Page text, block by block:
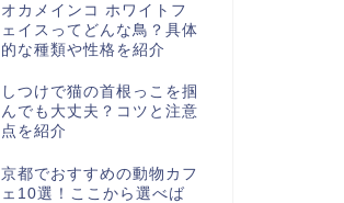
オカメインコ ホワイトフ
ェイスってどんな鳥？具体
的な種類や性格を紹介
しつけで猫の首根っこを掴
んでも大丈夫？コツと注意
点を紹介
京都でおすすめの動物カフ
ェ10選！ここから選べば